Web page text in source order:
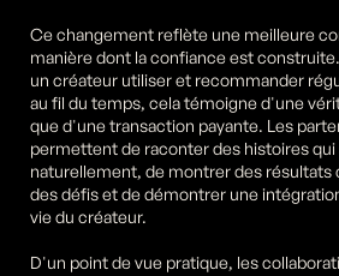
Ce changement reflète une meilleure
manière dont la confiance est
un créateur utiliser et recommander
au fil du temps, cela témoigne d'une
que d'une transaction payante. Les
permettent de raconter des histoires
naturellement, de montrer des résultats
des défis et de démontrer une
vie du créateur.
D'un point de vue pratique, les